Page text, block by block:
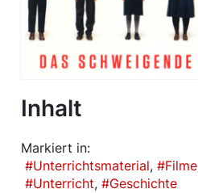
Inhalt
Markiert in:
Unterrichtsmaterial
Filme
Unterricht
Geschichte